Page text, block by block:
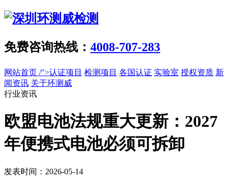
免费咨询热线： 4008-707-283
网站首页 /">认证项目 检测项目 各国认证 实验室 授权资质 新
闻资讯 关于环测威
行业资讯
欧盟电池法规重大更新：2027
年便携式电池必须可拆卸
发表时间：2026-05-14